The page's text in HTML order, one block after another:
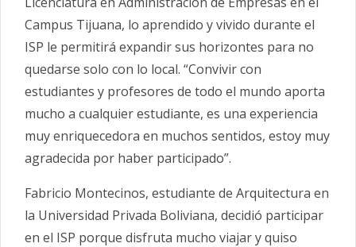
Campus Tijuana, lo aprendido y vivido durante el
ISP le permitirá expandir sus horizontes para no
quedarse solo con lo local. “Convivir con
estudiantes y profesores de todo el mundo aporta
mucho a cualquier estudiante, es una experiencia
muy enriquecedora en muchos sentidos, estoy muy
agradecida por haber participado”.
Fabricio Montecinos, estudiante de Arquitectura en
la Universidad Privada Boliviana, decidió participar
en el ISP porque disfruta mucho viajar y quiso